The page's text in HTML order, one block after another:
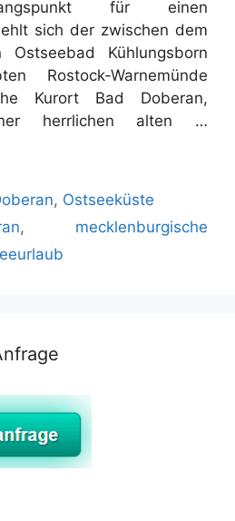
für einen
sich der zwischen dem
Ostseebad Kühlungsborn
Rostock-Warnemünde
Kurort Bad Doberan,
herrlichen alten …
, Ostseeküste
, mecklenburgische